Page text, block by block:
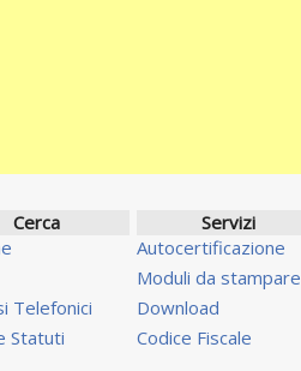
Cerca
Telefonici
Statuti
Servizi
Autocertificazione
Moduli da stampare
Download
Codice Fiscale